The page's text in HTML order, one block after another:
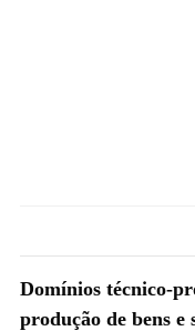
Domínios técnico-
produção de bens e